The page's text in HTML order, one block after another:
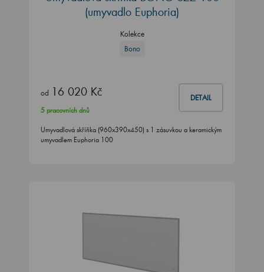
(umyvadlo Euphoria)
Kolekce
Bono
od 16 020 Kč DETAIL
5 pracovních dnů
Umyvadlová skříňka (960x390x450) s 1 zásuvkou a keramickým
umyvadlem Euphoria 100